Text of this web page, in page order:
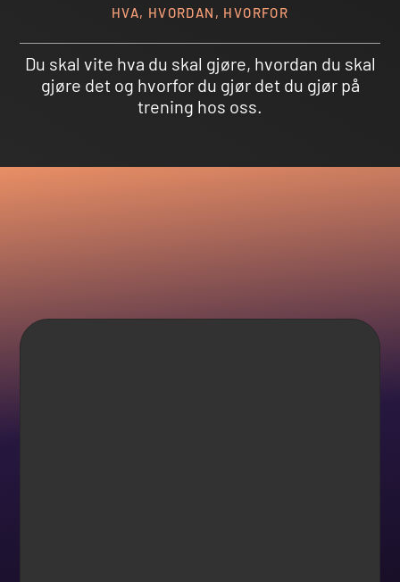
HVA, HVORDAN, HVORFOR
Du skal vite hva du skal gjøre, hvordan du skal
gjøre det og hvorfor du gjør det du gjør på
trening hos oss.
16 4041